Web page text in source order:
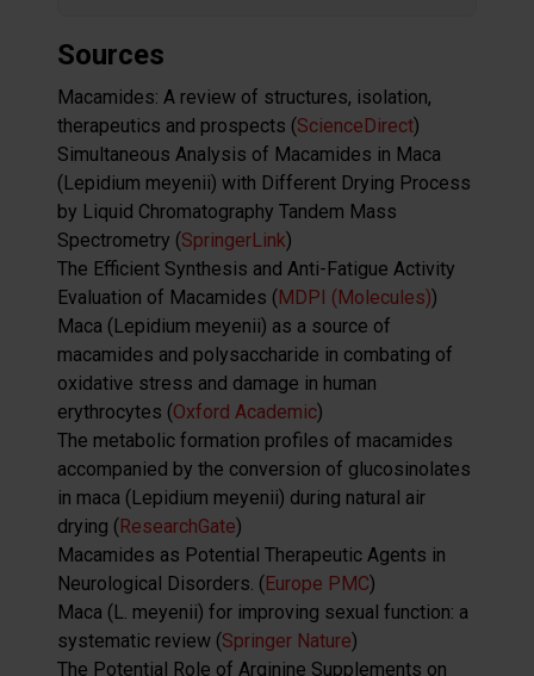
Sources
Macamides: A review of structures, isolation,
therapeutics and prospects (ScienceDirect)
Simultaneous Analysis of Macamides in Maca
(Lepidium meyenii) with Different Drying Process
by Liquid Chromatography Tandem Mass
Spectrometry (SpringerLink)
The Efficient Synthesis and Anti-Fatigue Activity
Evaluation of Macamides (MDPI (Molecules))
Maca (Lepidium meyenii) as a source of
macamides and polysaccharide in combating of
oxidative stress and damage in human
erythrocytes (Oxford Academic)
The metabolic formation profiles of macamides
accompanied by the conversion of glucosinolates
in maca (Lepidium meyenii) during natural air
drying (ResearchGate)
Macamides as Potential Therapeutic Agents in
Neurological Disorders. (Europe PMC)
Maca (L. meyenii) for improving sexual function: a
systematic review (Springer Nature)
The Potential Role of Arginine Supplements on